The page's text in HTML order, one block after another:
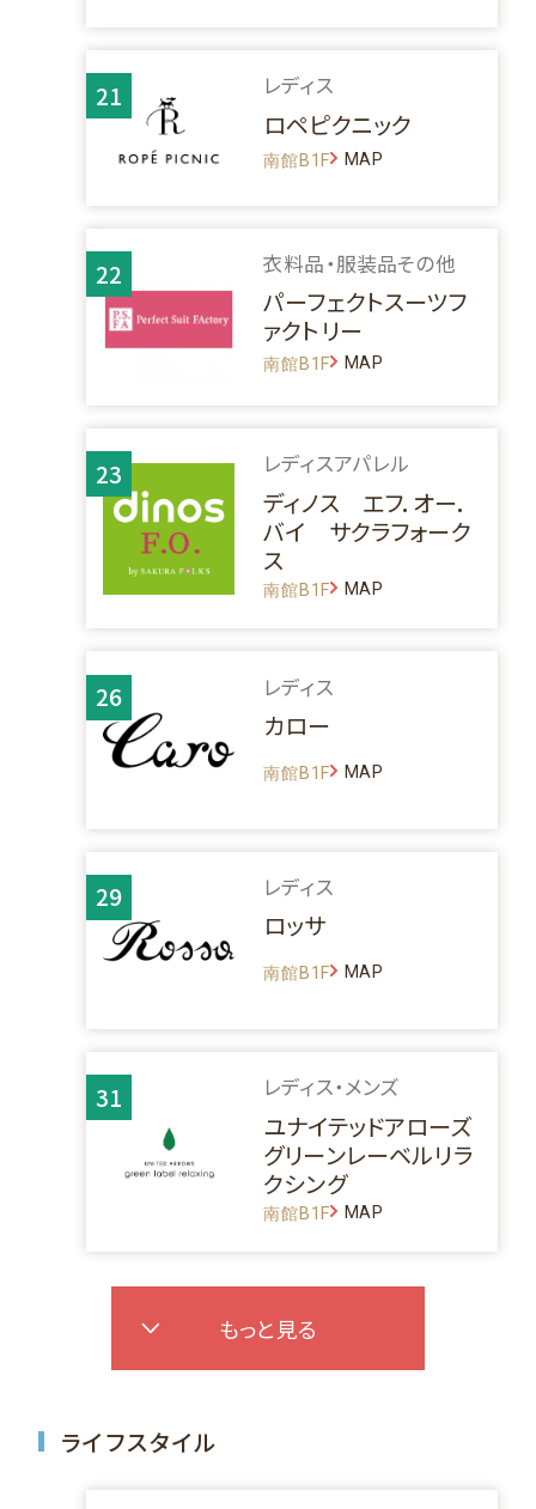
21 レディス
ロペピクニック
南館B1F MAP
22 衣料品・服装品その他
パーフェクトスーツフ
ァクトリー
南館B1F MAP
23 レディスアパレル
ディノス エフ．オー．
バイ サクラフォーク
ス
南館B1F MAP
26 レディス
カロー
南館B1F MAP
29 レディス
ロッサ
南館B1F MAP
31 レディス・メンズ
ユナイテッドアローズ
グリーンレーベルリラ
クシング
南館B1F MAP
もっと見る
ライフスタイル